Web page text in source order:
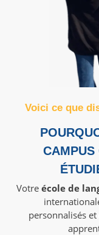
Voici ce que
CAMPUS
Votre école de
personnalisés